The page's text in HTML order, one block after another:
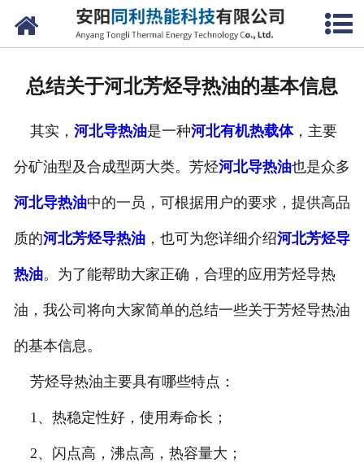
网站首页
总结关于河北芳烃导热油的基本信息
其实， 河北导热油是一种河北有机热载体，主要
分矿油型及合成型两大类。芳烃河北导热油也是众多
河北导热油中的一员，可根据用户的要求，提供高品
质的河北芳烃导热油，也可为您详细介绍河北芳烃导
热油。为了能帮助大家正确，合理的应用芳烃导热
油，我公司将向大家简单的总结一些关于芳烃导热油
的基本信息。
芳烃导热油主要具有哪些特点：
1、热稳定性好，使用寿命长；
2、闪点高，沸点高，热容量大；